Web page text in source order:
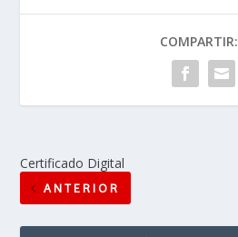
COMPARTIR:
Certificado Digital
ANTERIOR